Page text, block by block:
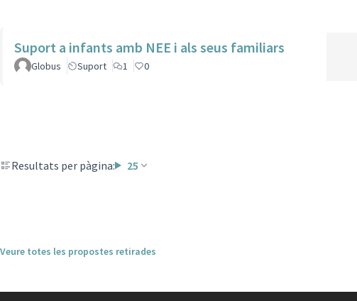
Suport a infants amb NEE i als seus familiars
Globus Suport 1 0
Resultats per pàgina: 25
Veure totes les propostes retirades